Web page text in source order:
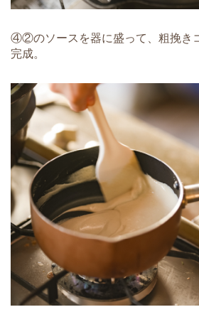
④②のソースを器に盛って、粗挽き
完成。